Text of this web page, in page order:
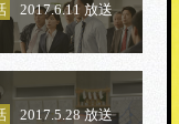
2017.6.11 放送
2017.5.28 放送